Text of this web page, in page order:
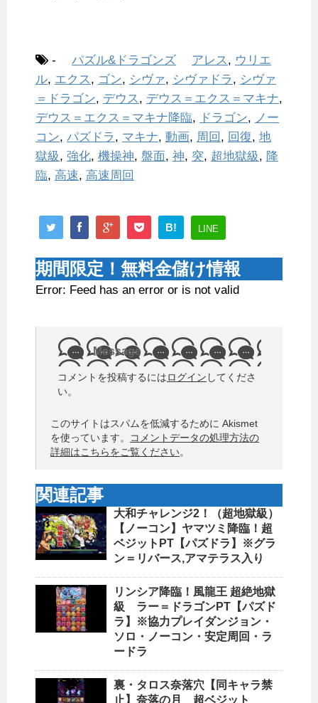
- パズル&ドラゴンズ アレス, ウリエ
ル, エクス, ゴン, シヴァ, シヴァドラ , シヴァ
＝ドラゴン, デウス, デウス＝エクス＝マキナ,
デウス＝エクス＝マキナ降臨, ドラゴン, ノー
コン, パズドラ , マキナ, 動画, 周回 , 回復, 地
獄級, 強化, 機操神, 盤面, 神, 突, 超地獄級, 降
臨, 高速, 高速周回
B! LINE
期間限定！無料金儲け情報
Error: Feed has an error or is not valid
Message
コメントを投稿するにはログイン してくださ
い。
このサイトはスパムを低減するために Akismet
を使っています。
コメントデータの処理方法の
詳細はこちらをご覧ください。
関連記事
大和チャレンジ2！（超地獄級）
【ノーコン】ヤマツミ降臨！超
ベジットPT【パズドラ】※グラ
ン＝リバース,アマテラス入り
リンシア降臨！風龍王 超絶地獄
級 ラー＝ドラゴンPT【パズド
ラ】※協力プレイダンジョン・
ソロ・ノーコン・安定周回・ラ
ードラ
裏・タロス奈落穴【同キャラ禁
止】奈落の月 超ベジット